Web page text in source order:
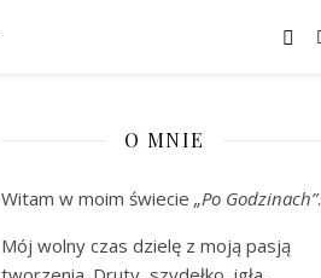
O MNIE
Witam w moim świecie „Po Godzinach”.
Mój wolny czas dzielę z moją pasją